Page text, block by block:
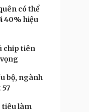
có thể
40% hiệu
chip tiên
bộ, ngành
tiêu làm